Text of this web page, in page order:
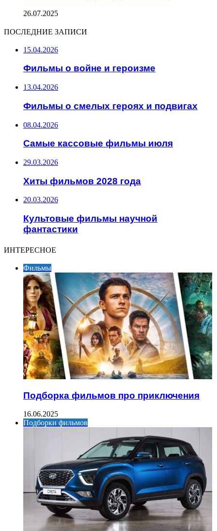
26.07.2025
ПОСЛЕДНИЕ ЗАПИСИ
15.04.2026
Фильмы о войне и героизме
13.04.2026
Фильмы о смелых героях и подвигах
08.04.2026
Самые кассовые фильмы июля
29.03.2026
Хиты фильмов 2028 года
20.03.2026
Культовые фильмы научной
фантастики
ИНТЕРЕСНОЕ
Фильмы
Подборка фильмов про приключения
16.06.2025
Подборки фильмов